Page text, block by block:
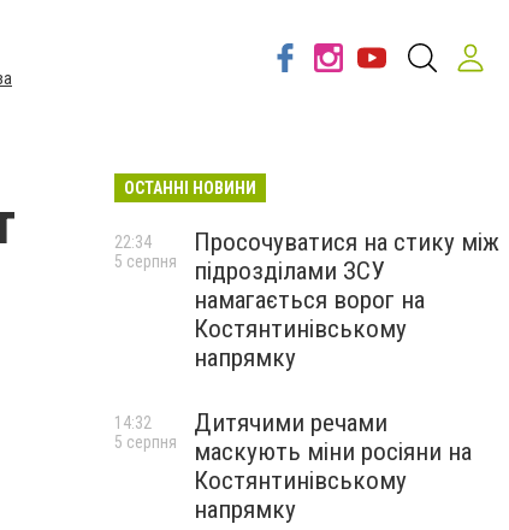
ОСТАННІ НОВИНИ
Просочуватися на стику між
підрозділами ЗСУ
намагається ворог на
Костянтинівському
напрямку
22:34
5 серпня
Дитячими речами
маскують міни росіяни на
Костянтинівському
напрямку
14:32
5 серпня